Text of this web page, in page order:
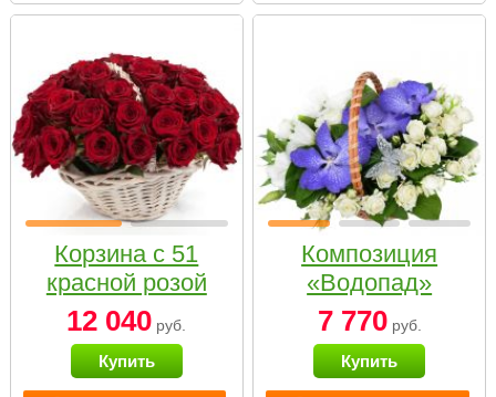
Корзина с 51
красной розой
12 040 руб.
Купить
Композиция
«Водопад»
7 770руб.
Купить